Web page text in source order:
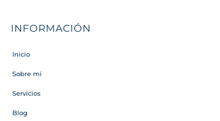
INFORMACIÓN
Inicio
Sobre mí
Servicios
Blog